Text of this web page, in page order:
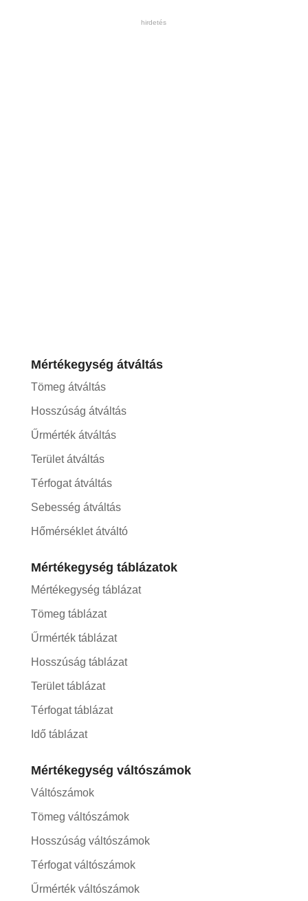
hirdetés
Mértékegység átváltás
Tömeg átváltás
Hosszúság átváltás
Űrmérték átváltás
Terület átváltás
Térfogat átváltás
Sebesség átváltás
Hőmérséklet átváltó
Mértékegység táblázatok
Mértékegység táblázat
Tömeg táblázat
Űrmérték táblázat
Hosszúság táblázat
Terület táblázat
Térfogat táblázat
Idő táblázat
Mértékegység váltószámok
Váltószámok
Tömeg váltószámok
Hosszúság váltószámok
Térfogat váltószámok
Űrmérték váltószámok